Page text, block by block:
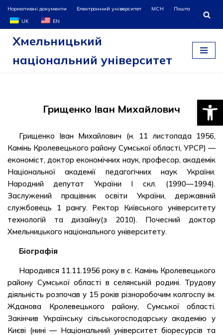
Перейти
до
Нормативні документи Електронний університет МСН
Пошта
UK
EN
Хмельницький
національний університет
Грищенко Іван Михайлович
Грищенко Іван Михайлович (н. 11 листопада 1956,
Камінь Кролевецького району Сумської області, УРСР) —
економіст, доктор економічних наук, професор, академік
Національної академії педагогічних наук України.
Народний депутат України I скл. (1990—1994).
Заслужений працівник освіти України, державний
службовець 1 рангу. Ректор Київського університету
технологій та дизайну(з 2010). Почесний доктор
Хмельницького національного університету.
Біографія
Народився 11.11.1956 року в с. Камінь Кролевецького
району Сумської області в селянській родині. Трудову
діяльність розпочав у 15 років різноробочим колгоспу ім.
Жданова Кролевецького району, Сумської області.
Закінчив Українську сільськогосподарську академію у
Києві (нині — Національний університет біоресурсів та